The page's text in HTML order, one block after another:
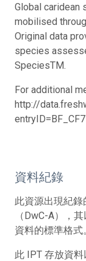
Global caridean
mobilised
Original data
species
SpeciesTM.
For additional
http://
entryID=BF_CF7
資料紀錄
此資源出現紀
（DwC-A），
資料的標準格式
此 IPT 存放資